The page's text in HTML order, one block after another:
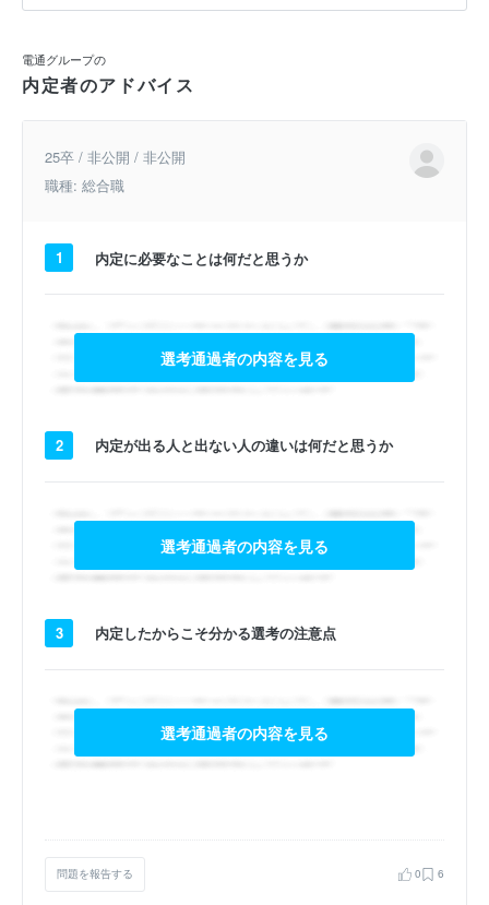
電通グループの
内定者のアドバイス
25卒 / 非公開 / 非公開
職種: 総合職
1 内定に必要なことは何だと思うか
選考通過者の内容を見る
2 内定が出る人と出ない人の違いは何だと思うか
選考通過者の内容を見る
3 内定したからこそ分かる選考の注意点
選考通過者の内容を見る
問題を報告する 0 6